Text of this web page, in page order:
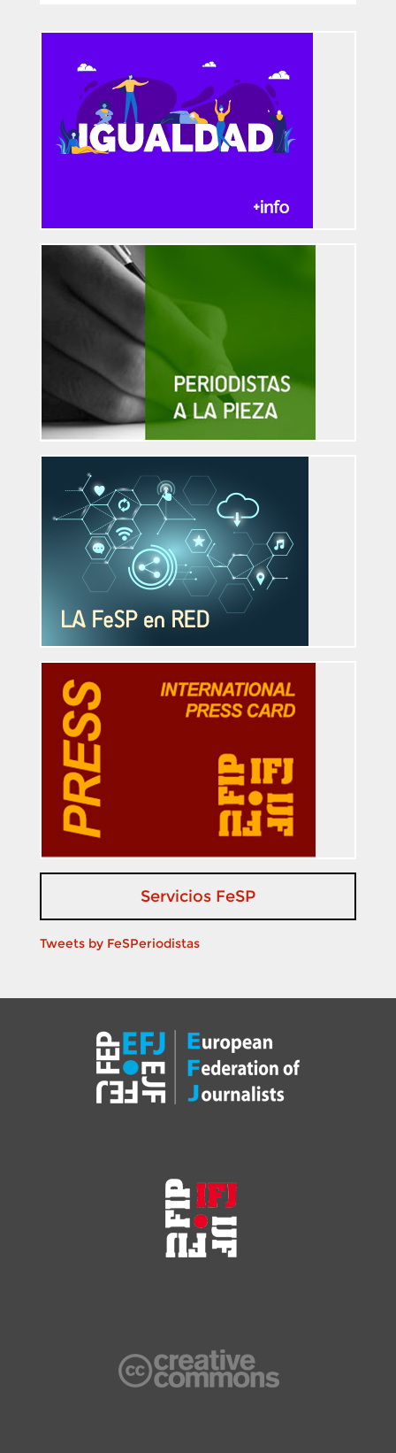
Servicios FeSP
Tweets by FeSPeriodistas